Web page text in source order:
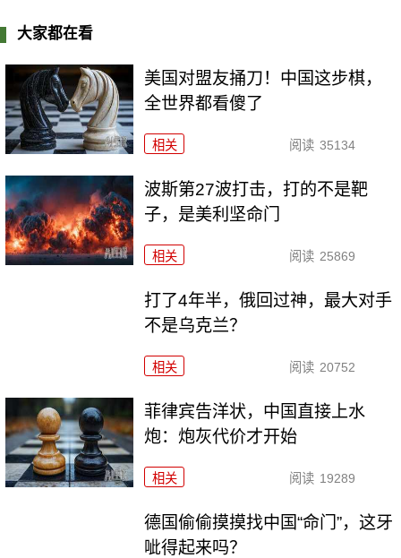
大家都在看
美国对盟友捅刀！中国这步棋，
全世界都看傻了
相关 阅读 35134
波斯第27波打击，打的不是靶
子，是美利坚命门
相关 阅读 25869
打了4年半，俄回过神，最大对手
不是乌克兰？
相关 阅读 20752
菲律宾告洋状，中国直接上水
炮：炮灰代价才开始
相关 阅读 19289
德国偷偷摸摸找中国“命门”，这牙
呲得起来吗？